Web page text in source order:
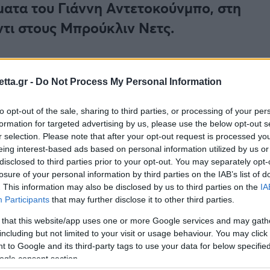
- Do Not Process My Personal Information
opt-out of the sale, sharing to third parties, or processing of your
for targeted advertising by us, please use the below opt-out
selection. Please note that after your opt-out request is processed
interest-based ads based on personal information utilized by us
to third parties prior to your opt-out. You may separately
of your personal information by third parties on the IAB’s list of
This information may also be disclosed by us to third parties on the
Participants that may further disclose it to other third parties.
that this website/app uses one or more Google services and may
but not limited to your visit or usage behaviour. You may
to Google and its third-party tags to use your data for below
consent section.
του Γιάννη Αντετοκούνμπο, στη
στους Μπρούκλιν Νετς.
βραδιά στα παρκέ του ΝΒΑ. Οι Μιλγουόκι
και έφυγαν με τη νίκη. Το τελικό σκορ
(σε 30:27), με 10/12 δίποντα (83.3%) και
ριμπάουντ, 8 ασίστ, 2 μπλοκ και 2 λάθη.